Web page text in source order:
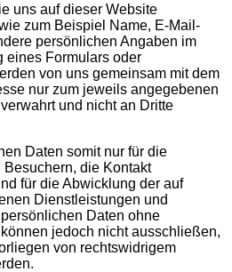
uns auf dieser Website
zum Beispiel Name, E-Mail-
persönlichen Angaben im
eines Formulars oder
von uns gemeinsam mit dem
nur zum jeweils angegebenen
und nicht an Dritte
Daten somit nur für die
die Kontakt
für die Abwicklung der auf
Dienstleistungen und
Daten ohne
jedoch nicht ausschließen,
von rechtswidrigem